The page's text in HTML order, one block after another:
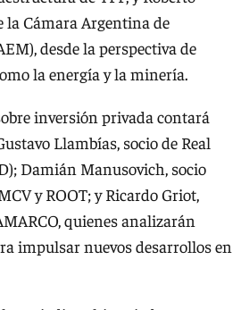
la Cámara Argentina de
desde la perspectiva de
la energía y la minería.
inversión privada contará
Llambías, socio de Real
Damián Manusovich, socio
y ROOT; y Ricardo Griot,
quienes analizarán
impulsar nuevos desarrollos en